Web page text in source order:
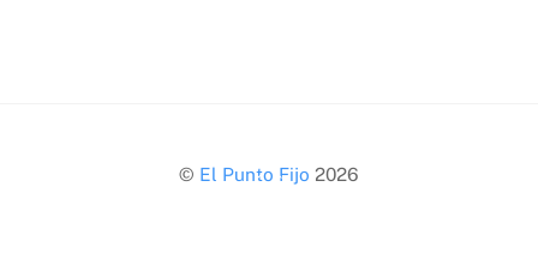
Back
© El Punto Fijo 2026